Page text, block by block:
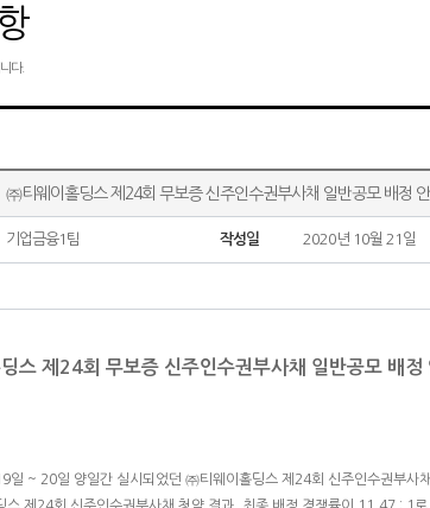
다.
㈜티웨이홀딩스 제24회 무보증 신주인수권부사채 일반공모 배정
기업금융1팀 작성일 2020년 10월 21일
스 제24회 무보증 신주인수권부사채 일반공모 배정
일 ~ 20일 양일간 실시되었던 ㈜티웨이홀딩스 제24회 신주인수권부사